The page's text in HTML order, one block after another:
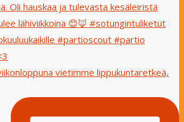
vietimme lippukuntaretkeä,